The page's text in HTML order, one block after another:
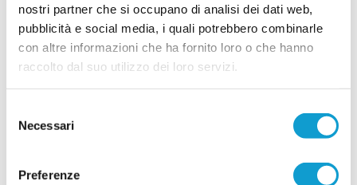
nostri partner che si occupano di analisi dei dati web,
pubblicità e social media, i quali potrebbero combinarle
con altre informazioni che ha fornito loro o che hanno
raccolto dal suo utilizzo dei loro servizi.
delNecessari
Preferenze
FC OSIMO. Ecco Gambacorta: "Accettare è
stato facile"
L'FC Osimo aggiunge esperienza e affidabilità al reparto arretrato con
l'ingaggio di Niccolò Gambacorta, difensore classe 1999 reduce dalla
17/07/2026
VALLE DEL GIANO FABRIANO. Il mister sarà
La Valle del Giano Fabriano riparte da una
certezza: Massimiliano Nasoni (foto) sarà ancora